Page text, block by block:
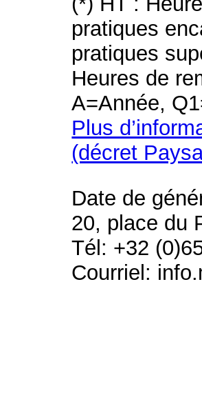
pratiques
pratiques
Heures de
A=Année,
Plus
(décret
Date de
20, place du
Tél: +32
Courriel: